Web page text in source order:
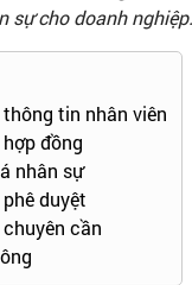
sự cho doanh nghiệp.
thông tin nhân viên
đồng
nhân sự
duyệt
cần